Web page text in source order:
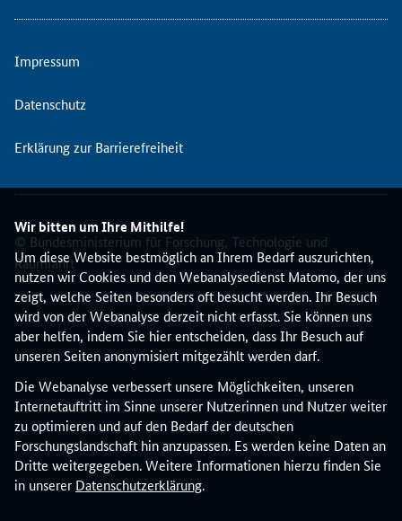
Wir bitten um Ihre Mithilfe!
Um diese Website bestmöglich an Ihrem Bedarf auszurichten,
nutzen wir Cookies und den Webanalysedienst Matomo, der uns
zeigt, welche Seiten besonders oft besucht werden. Ihr Besuch
wird von der Webanalyse derzeit nicht erfasst. Sie können uns
aber helfen, indem Sie hier entscheiden, dass Ihr Besuch auf
unseren Seiten anonymisiert mitgezählt werden darf.
Die Webanalyse verbessert unsere Möglichkeiten, unseren
Internetauftritt im Sinne unserer Nutzerinnen und Nutzer weiter
zu optimieren und auf den Bedarf der deutschen
Forschungslandschaft hin anzupassen. Es werden keine Daten an
Dritte weitergegeben. Weitere Informationen hierzu finden Sie
in unserer Datenschutzerklärung.
m
e
d
m
e
t
b
i
e
t
e
t
i
s
E
n
d
e
Impressum
Datenschutz
Erklärung zur Barrierefreiheit
© Bundesministerium für Forschung, Technologie und
Raumfahrt